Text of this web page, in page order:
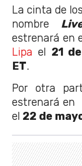
La cinta de
nombre
estrenará en
Lipa el 21
ET.
Por otra
estrenará en
el 22 de